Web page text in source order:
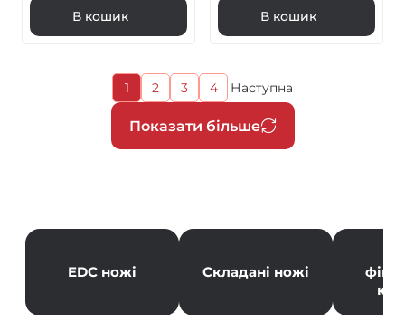
В кошик В кошик
Розбивка
на
сторінки
Показати більше
Поточна
сторінка
1
Page
2
Page
3
Page
4
Наступна
сторінка
Наступна
EDC ножі Складані ножі